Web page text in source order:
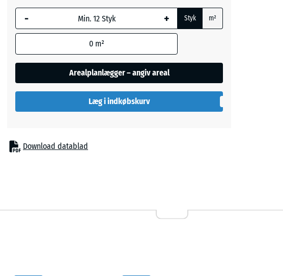
- + Styk m²
0 m²
Arealplanlægger – angiv areal
Læg i indkøbskurv
Download datablad